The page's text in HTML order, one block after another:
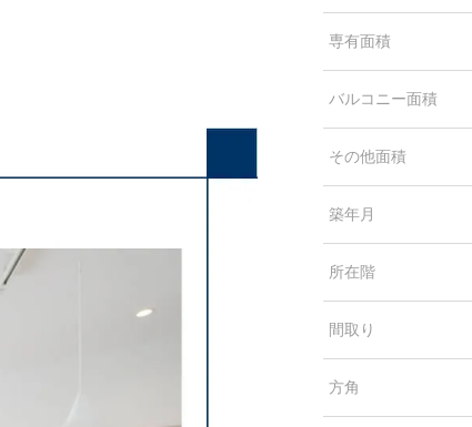
専有面積
バルコニー面積
その他面積
築年月
所在階
間取り
方角